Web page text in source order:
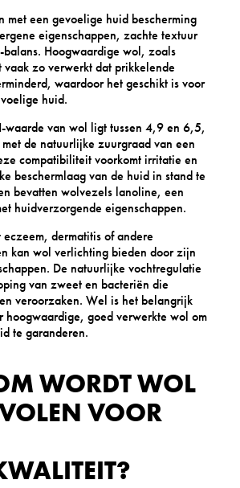
met een gevoelige huid bescherming
eigenschappen, zachte textuur
Hoogwaardige wol, zoals
zo verwerkt dat prikkelende
waardoor het geschikt is voor
huid.
waarde van wol ligt tussen 4,9 en 6,5,
de natuurlijke zuurgraad van een
compatibiliteit voorkomt irritatie en
beschermlaag van de huid in stand te
bevatten wolvezels lanoline, een
huidverzorgende eigenschappen.
eczeem, dermatitis of andere
kan wol verlichting bieden door zijn
De natuurlijke vochtregulatie
van zweet en bacteriën die
veroorzaken. Wel is het belangrijk
hoogwaardige, goed verwerkte wol om
te garanderen.
WORDT WOL
VOOR